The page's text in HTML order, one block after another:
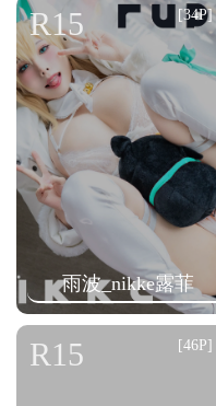
雨波_nikke露菲
R15 [34P]
R15 [46P]